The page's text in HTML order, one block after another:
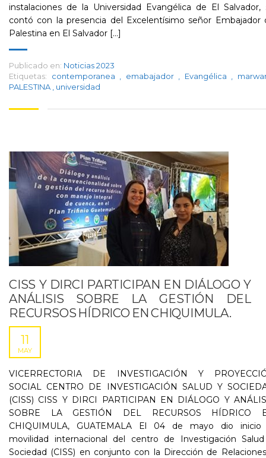
instalaciones de la Universidad Evangélica de El Salvador,
contó con la presencia del Excelentísimo señor Embajador
Palestina en El Salvador [...]
Publicado en: Noticias 2023
Etiquetas:
contemporanea emabajador Evangélica
PALESTINA
universidad
CISS Y DIRCI PARTICIPAN EN DIÁLOGO Y
ANÁLISIS SOBRE LA GESTIÓN DEL
RECURSOS HÍDRICO EN CHIQUIMULA.
11
MAY
VICERRECTORIA DE INVESTIGACIÓN Y
SOCIAL CENTRO DE INVESTIGACIÓN SALUD Y
(CISS) CISS Y DIRCI PARTICIPAN EN DIÁLOGO Y
SOBRE LA GESTIÓN DEL RECURSOS HÍDRICO
CHIQUIMULA, GUATEMALA El 04 de mayo dio inicio
movilidad internacional del centro de Investigación
Sociedad (CISS) en conjunto con la Dirección de